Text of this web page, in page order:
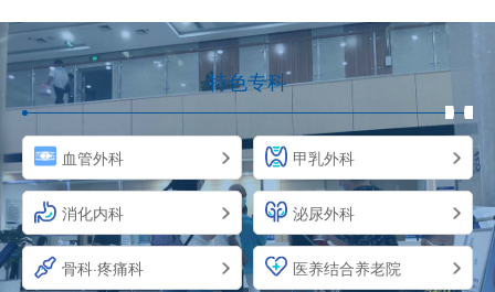
特色专科
血管外科 甲乳外科
消化内科 泌尿外科
骨科·疼痛科 医养结合养老院